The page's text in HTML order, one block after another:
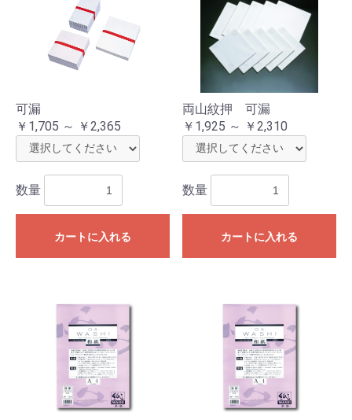
可漏
￥1,705 ～ ￥2,365
数量
カートに入れる
両山紋押 可漏
￥1,925 ～ ￥2,310
数量
カートに入れる
お買い物を続ける カートへ進む